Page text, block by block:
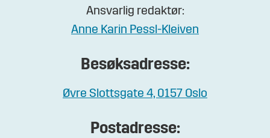
Ansvarlig redaktør:
Anne Karin Pessl-Kleiven
Besøksadresse:
Øvre Slottsgate 4, 0157 Oslo
Postadresse: